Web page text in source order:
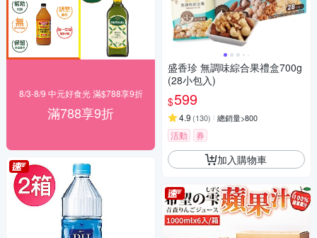
8/3-8/9 中元好食光 滿$788享9折
滿788享9折
盛香珍 無調味綜合果禮盒700g
(28小包入)
$599
4.9 (130) 總銷量>800
活動 券
加入購物車